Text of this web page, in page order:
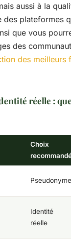
aussi à la
des plateformes
que vous
des
des meilleurs
réelle :
Choix
Pseudonyme
Identité
réelle